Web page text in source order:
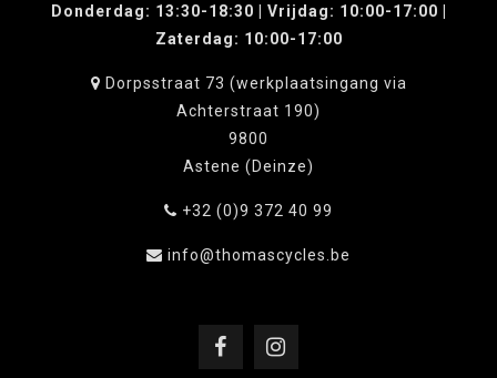
Donderdag: 13:30-18:30 | Vrijdag: 10:00-17:00 |
Zaterdag: 10:00-17:00
Dorpsstraat 73 (werkplaatsingang via
Achterstraat 190)
9800
Astene (Deinze)
+32 (0)9 372 40 99
info@thomascycles.be